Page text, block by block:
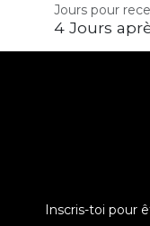
Jours pour
4 Jours
Inscris-toi pour